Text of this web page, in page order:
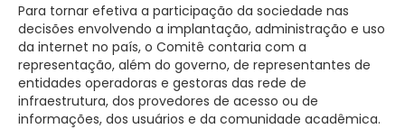
Para tornar efetiva a participação da sociedade nas
decisões envolvendo a implantação, administração e uso
da internet no país, o Comitê contaria com a
representação, além do governo, de representantes de
entidades operadoras e gestoras das rede de
infraestrutura, dos provedores de acesso ou de
informações, dos usuários e da comunidade acadêmica.